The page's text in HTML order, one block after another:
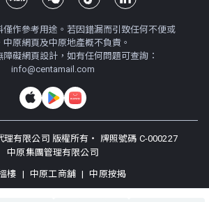
僅作參考用途。若因錯漏而引致任何不便或
中原網頁及中原地產概不負責。
礙網頁設計，如有任何問題可查詢：
info@centamail.com
有限公司 版權所有・ 牌照號碼 C-000227
中原集團管理有限公司
樓 | 中原工商舖 | 中原按揭